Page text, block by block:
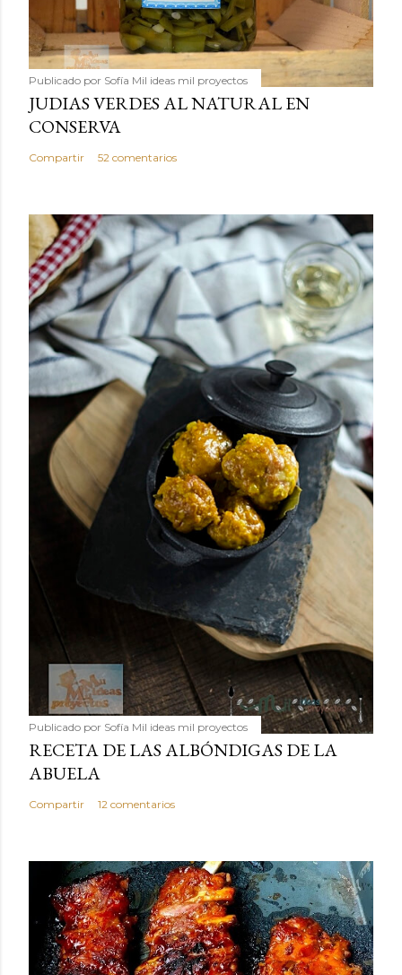
Publicado por Sofía Mil ideas mil proyectos
JUDIAS VERDES AL NATURAL EN
CONSERVA
Compartir 52 comentarios
Publicado por Sofía Mil ideas mil proyectos
RECETA DE LAS ALBÓNDIGAS DE LA
ABUELA
Compartir 12 comentarios